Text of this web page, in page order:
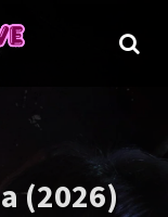
(2026)